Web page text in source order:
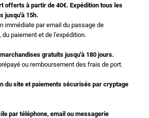
offerts à partir de 40€. Expédition tous les
jusqu'à 15h.
immédiate par email du passage de
du paiement et de l'expédition.
gratuits jusqu'à 180 jours.
ou remboursement des frais de port.
du site et paiements sécurisés par cryptage
par téléphone, email ou messagerie